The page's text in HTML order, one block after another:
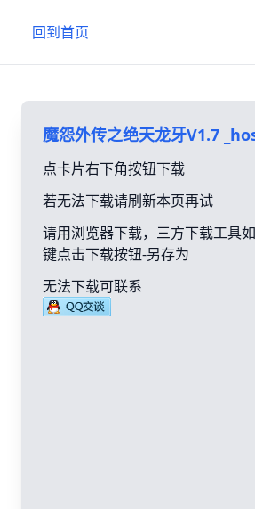
回到首页
魔怨外传之绝天龙牙V1.7
点卡片右下角按钮下载
若无法下载请刷新本页再试
请用浏览器下载，三方下载工具
键点击下载按钮-另存为
无法下载可联系